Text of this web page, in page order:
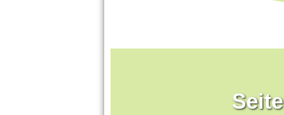
Seite